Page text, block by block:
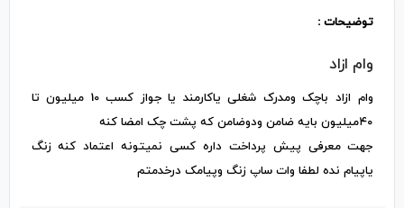
توضیحات :
وام ازاد
وام ازاد باچک ومدرک شغلی یاکارمند یا جواز کسب 10 میلیون تا
۴۰میلیون بایه ضامن ودوضامن که پشت چک امضا کنه
جهت معرفی پیش پرداخت داره کسی نمیتونه اعتماد کنه زنگ
یاپیام نده لطفا وات ساپ زنگ وپیامک درخدمتم